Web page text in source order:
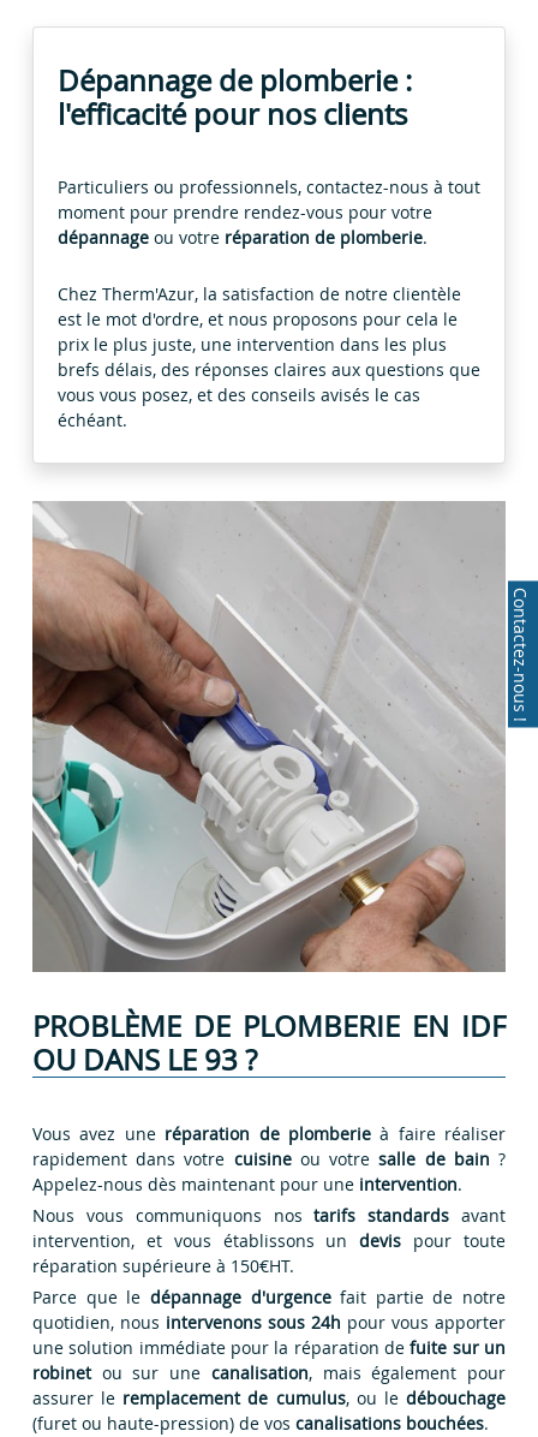
Dépannage de plomberie :
l'efficacité pour nos clients
Particuliers ou professionnels, contactez-nous à tout
moment pour prendre rendez-vous pour votre
dépannage ou votre réparation de plomberie.
Chez Therm'Azur, la satisfaction de notre clientèle
est le mot d'ordre, et nous proposons pour cela le
prix le plus juste, une intervention dans les plus
brefs délais, des réponses claires aux questions que
vous vous posez, et des conseils avisés le cas
échéant.
PROBLÈME DE PLOMBERIE EN IDF
OU DANS LE 93 ?
Vous avez une réparation de plomberieà faire réaliser
rapidement dans votre cuisineou votresalle de bain ?
Appelez-nous dès maintenant pour une intervention.
Nous vous communiquons nostarifs standards avant
intervention, et vous établissons undevis pour toute
réparation supérieure à 150€HT.
Parce que le dépannage d'urgencefait partie de notre
quotidien, nous intervenons sous 24h pour vous apporter
une solution immédiate pour la réparation defuite sur un
robinetou sur une canalisation, mais également pour
assurer le remplacement de cumulus, ou ledébouchage
(furet ou haute-pression) de vos canalisations bouchées.